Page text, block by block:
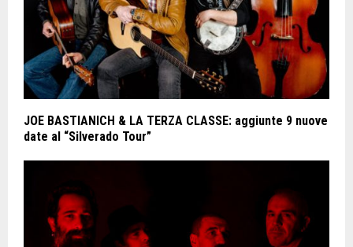
JOE BASTIANICH & LA TERZA CLASSE: aggiunte 9 nuove
date al “Silverado Tour”